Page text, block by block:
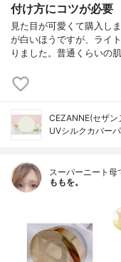
付け方にコツが必要
見た目が可愛くて購入し
が白いほうですが、ライ
りました。普通くらいの
CEZANNE(セザン
UVシルクカバー
スーパーニート母
ももを。